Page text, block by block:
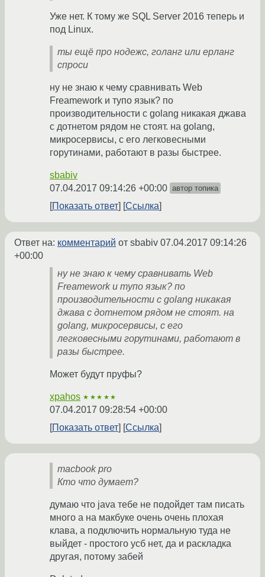
Уже нет. К тому же SQL Server 2016 теперь и
под Linux.
ты ещё про нодежс, голанг или ерланг
спроси
ну не знаю к чему сравнивать Web
Freamework и тупо язык? по
производительности с golang никакая джава
с дотнетом рядом не стоят. на golang,
микросервисы, с его легковесными
горутинами, работают в разы быстрее.
sbabiv
07.04.2017 09:14:26 +00:00 автор топика
Показать ответ Ссылка
Ответ на: комментарий от sbabiv 07.04.2017 09:14:26
+00:00
ну не знаю к чему сравнивать Web
Freamework и тупо язык? по
производительности с golang никакая
джава с дотнетом рядом не стоят. на
golang, микросервисы, с его
легковесными горутинами, работают в
разы быстрее.
Может будут пруфы?
xpahos ★★★★★
07.04.2017 09:28:54 +00:00
Показать ответ
Ссылка
macbook pro
Кто что думает?
думаю что java тебе не подойдет там писать
много а на макбуке очень очень плохая
клава, а подключить нормальную туда не
выйдет - простого усб нет, да и раскладка
другая, потому забей